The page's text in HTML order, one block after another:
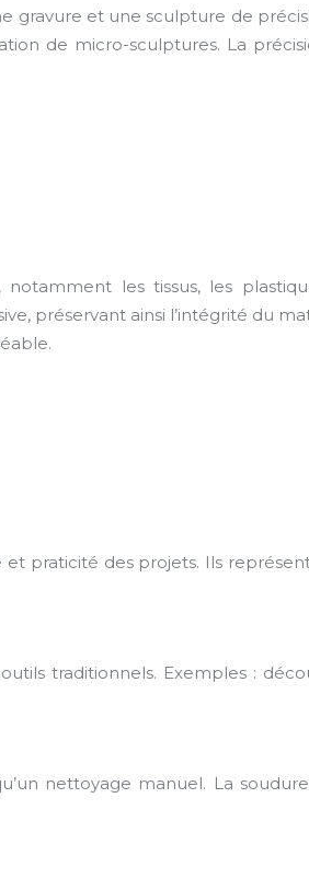
gravure et une sculpture de
de micro-sculptures. La
les tissus, les
préservant ainsi l’intégrité du
praticité des projets. Ils
traditionnels. Exemples :
nettoyage manuel. La